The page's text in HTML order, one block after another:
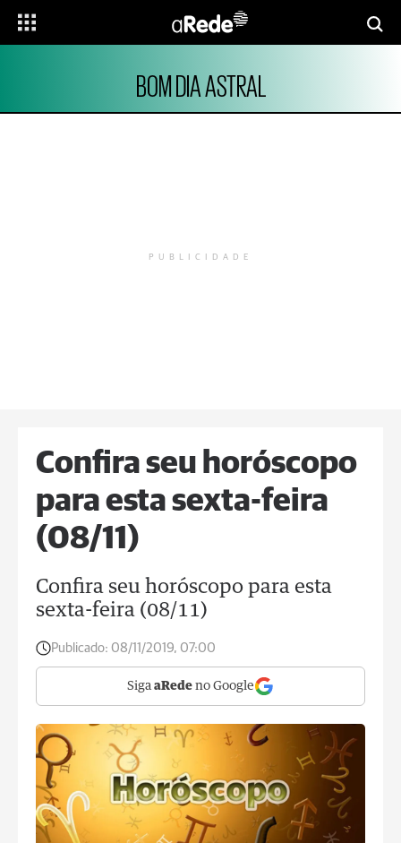
BOM DIA ASTRAL
PUBLICIDADE
Confira seu horóscopo
para esta sexta-feira
(08/11)
Confira seu horóscopo para esta
sexta-feira (08/11)
Publicado: 08/11/2019, 07:00
Siga aRede no Google